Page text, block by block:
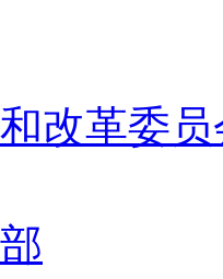
改革委